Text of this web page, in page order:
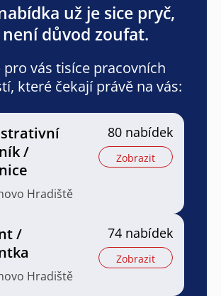
už je sice pryč,
není důvod zoufat.
pro vás tisíce pracovních
které čekají právě na vás:
/
Hradiště
80 nabídek
Zobrazit
/
Hradiště
74 nabídek
Zobrazit